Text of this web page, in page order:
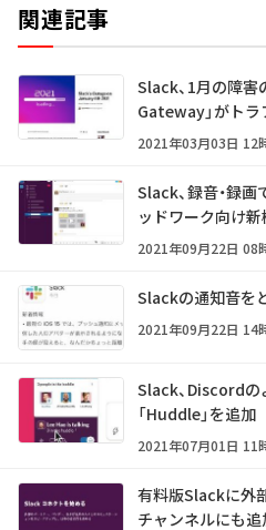
関連記事
Slack、1月の障
Gateway」がト
2021年03月03日 12
Slack、録音・録画
ッドワーク向け
2021年09月22日 08
Slackの通知音を
2021年09月22日 14
Slack、Discordの
「Huddle」を追加
2021年07月01日 11
有料版Slackに外
チャンネルにも追